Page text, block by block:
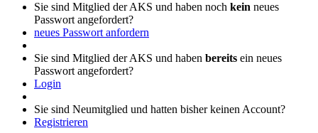
Sie sind Mitglied der AKS und haben noch kein neues
Passwort angefordert?
neues Passwort anfordern
Sie sind Mitglied der AKS und haben bereits ein neues
Passwort angefordert?
Login
Sie sind Neumitglied und hatten bisher keinen Account?
Registrieren